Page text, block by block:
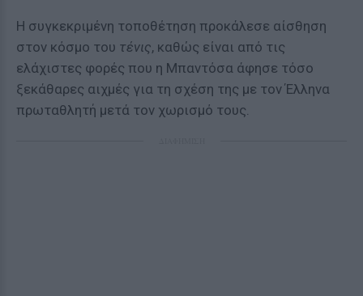
Η συγκεκριμένη τοποθέτηση προκάλεσε αίσθηση
στον κόσμο του τένις, καθώς είναι από τις
ελάχιστες φορές που η Μπαντόσα άφησε τόσο
ξεκάθαρες αιχμές για τη σχέση της με τον Έλληνα
πρωταθλητή μετά τον χωρισμό τους.